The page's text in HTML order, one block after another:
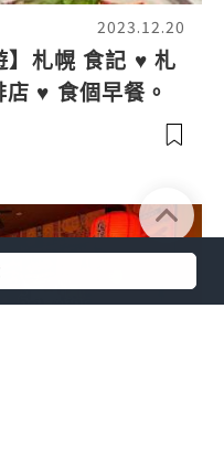
2023.12.20
】札幌 食記 ♥ 札
♥ 食個早餐。